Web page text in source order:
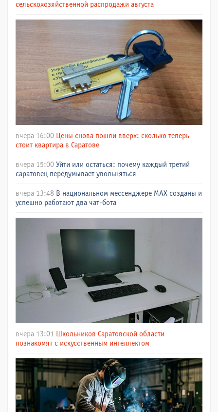
сельскохозяйственной распродажи августа
вчера 16:00 Цены снова пошли вверх: сколько теперь
стоит квартира в Саратове
вчера 15:00 Уйти или остаться: почему каждый третий
саратовец передумывает увольняться
вчера 13:48 В национальном мессенджере МАХ созданы и
успешно работают два чат-бота
вчера 13:01
Школьников Саратовской области
познакомят с искусственным интеллектом